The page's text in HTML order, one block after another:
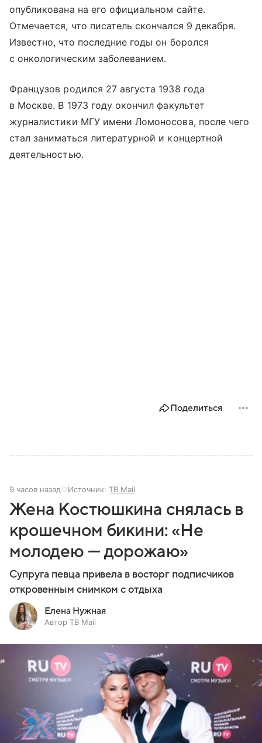
опубликована на его официальном сайте.
Отмечается, что писатель скончался 9 декабря.
Известно, что последние годы он боролся
с онкологическим заболеванием.
Французов родился 27 августа 1938 года
в Москве. В 1973 году окончил факультет
журналистики МГУ имени Ломоносова, после чего
стал заниматься литературной и концертной
деятельностью.
Поделиться
9 часов назад Источник: ТВ Mail
Жена Костюшкина снялась в
крошечном бикини: «Не
молодею — дорожаю»
Супруга певца привела в восторг подписчиков
откровенным снимком с отдыха
Елена Нужная
Автор ТВ Mail